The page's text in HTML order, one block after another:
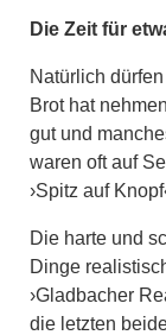
Die Zeit für
Natürlich
Brot hat
gut und
waren oft auf
›Spitz auf
Die harte und
Dinge
›Gladbacher
die letzten